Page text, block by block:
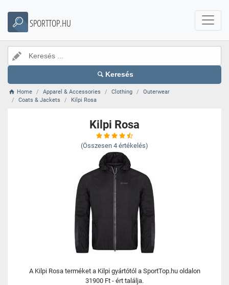
SPORTTOP.HU
Keresés
Home Apparel & Accessories Clothing
Outerwear
Coats & Jackets
Kilpi Rosa
Kilpi Rosa
(Összesen 4 értékelés)
A Kilpi Rosa terméket a Kilpi gyártótól a SportTop.hu oldalon
31900 Ft - ért találja.